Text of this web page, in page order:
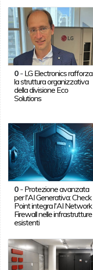
0- LG Electronics rafforza
la struttura organizzativa
della divisione Eco
Solutions
0- Protezione avanzata
per l'AI Generativa: Check
Point integra l'AI Network
Firewall nelle infrastrutture
esistenti